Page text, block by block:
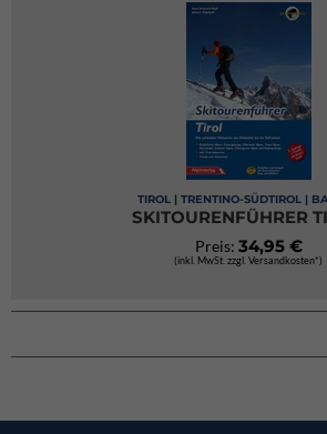
TIROL | TRENTINO-SÜDTIROL |
SKITOURENFÜHRER
Preis: 34,95 €
(inkl. MwSt. zzgl. Versandkosten*)